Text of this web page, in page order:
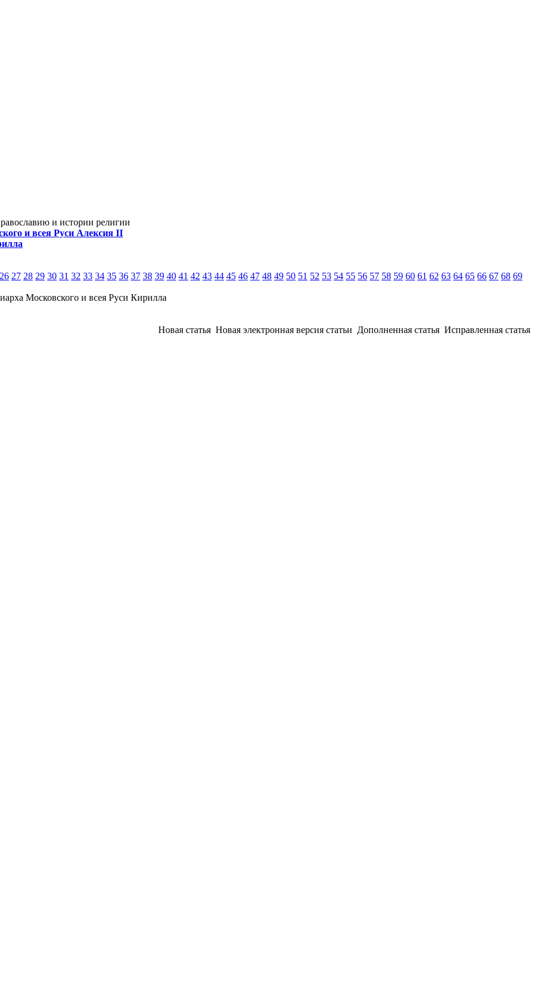
и истории религии
и всея Руси Алексия II
26 27 28 29 30 31 32 33 34 35 36 37 38 39 40 41 42 43 44 45 46 47 48 49 50 51 52 53 54 55 56 57 58 59 60 61 62 63 64 65 66 67 68 69
Московского и всея Руси Кирилла
Новая статья Новая электронная версия статьи Дополненная статья Исправленная статья